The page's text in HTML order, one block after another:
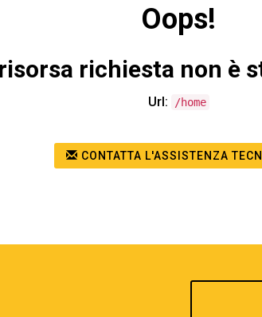
Oops!
richiesta non è
Url: /home
CONTATTA L'ASSISTENZA